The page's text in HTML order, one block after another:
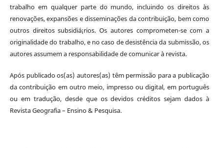
trabalho em qualquer parte do mundo, incluindo os direitos às
renovações, expansões e disseminações da contribuição, bem como
outros direitos subsidiá¡rios. Os autores comprometen-se com a
originalidade do trabalho, e no caso de desistência da submissão, os
autores assumem a responsabilidade de comunicar à revista.
Após publicado os(as) autores(as) têm permissão para a publicação
da contribuição em outro meio, impresso ou digital, em português
ou em tradução, desde que os devidos créditos sejam dados à
Revista Geografia – Ensino & Pesquisa.